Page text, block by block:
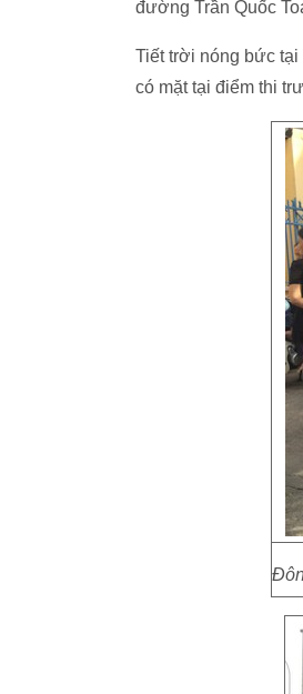
đường Trần Quốc
Tiết trời nóng bức tại
có mặt tại điểm thi